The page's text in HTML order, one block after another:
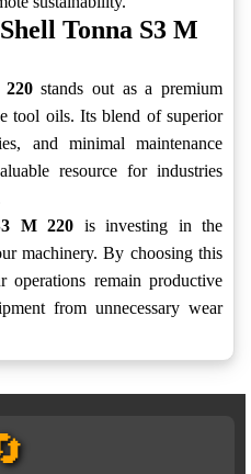
Tonna S3 M
stands out as a premium
tool oils. Its blend of superior
and minimal maintenance
resource for industries
M 220 is investing in the
machinery. By choosing this
operations remain productive
from unnecessary wear